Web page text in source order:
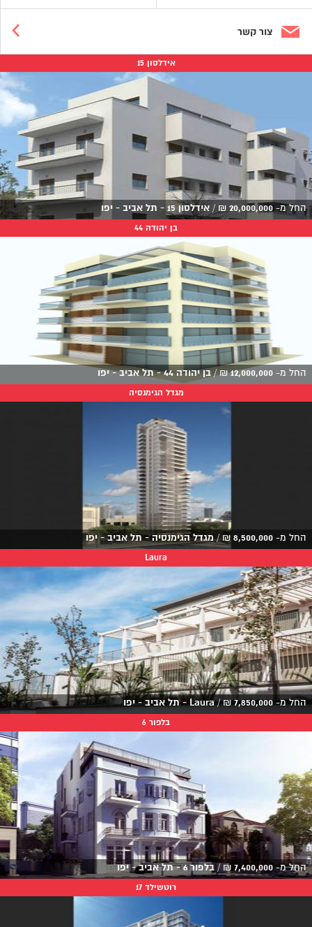
צור קשר
אידלסון 15
החל מ- 20,000,000
₪
/ אידלסון 15 - תל אביב - יפו
בן יהודה 44
החל מ- 12,000,000
₪
/ בן יהודה 44 - תל אביב - יפו
מגדל הגימנסיה
החל מ- 8,500,000
₪
/מגדל הגימנסיה - תל אביב - יפו
Laura
החל מ- 7,850,000
₪
/Laura - תל אביב - יפו
בלפור 6
החל מ- 7,400,000
₪
/ בלפור 6 - תל אביב - יפו
רוטשילד 17